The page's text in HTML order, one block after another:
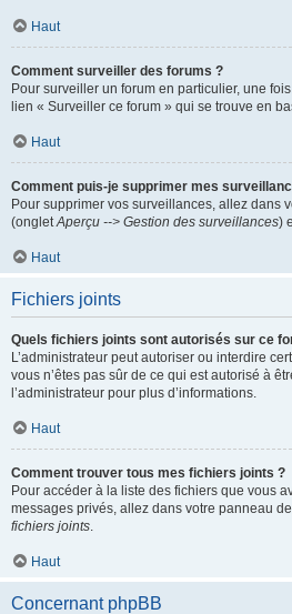
Haut
Comment surveiller des forums ?
Pour surveiller un forum en particulier, une
lien « Surveiller ce forum » qui se trouve en
Haut
Comment puis-je supprimer mes
Pour supprimer vos surveillances, allez dans
(ongletAperçu --> Gestion des surveillances)
Haut
Fichiers joints
Quels fichiers joints sont autorisés sur ce
L’administrateur peut autoriser ou interdire
vous n’êtes pas sûr de ce qui est autorisé à
l’administrateur pour plus d’informations.
Haut
Comment trouver tous mes fichiers joints ?
Pour accéder à la liste des fichiers que vous
messages privés, allez dans votre panneau
fichiers joints.
Haut
Concernant phpBB